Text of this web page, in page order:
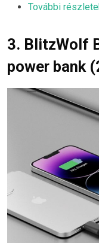
További
3. BlitzWolf
power bank